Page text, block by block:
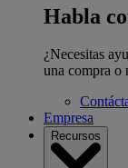
Habla
¿Necesitas
una compra o
Empresa
Recursos